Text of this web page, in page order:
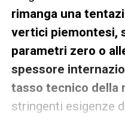
rimanga una
vertici piemontesi,
parametri zero o
spessore
tasso tecnico della
stringenti esigenze